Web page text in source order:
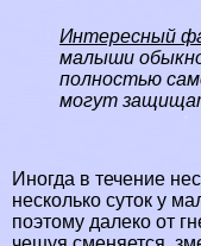
Интересный
малыши
полностью
могут
Иногда в течение
несколько суток у
поэтому далеко от